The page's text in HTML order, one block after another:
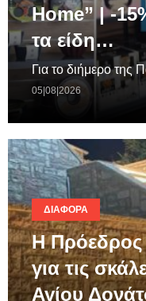
Home” | -
τα είδη…
Για το διήμερο της
05|08|2026
ΔΙΆΦΟΡΑ
Η Πρόεδρος
για τις
Αγίου